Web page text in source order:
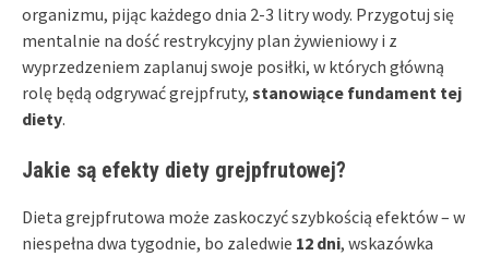
organizmu, pijąc każdego dnia 2-3 litry wody. Przygotuj się
mentalnie na dość restrykcyjny plan żywieniowy i z
wyprzedzeniem zaplanuj swoje posiłki, w których główną
rolę będą odgrywać grejpfruty, stanowiące fundament tej
diety.
Jakie są efekty diety grejpfrutowej?
Dieta grejpfrutowa może zaskoczyć szybkością efektów – w
niespełna dwa tygodnie, bo zaledwie 12 dni, wskazówka